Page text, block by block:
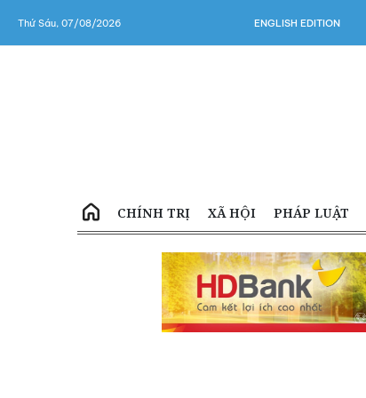
Thứ Sáu, 07/08/2026 ENGLISH EDITION
CHÍNH TRỊ XÃ HỘI PHÁP LUẬT